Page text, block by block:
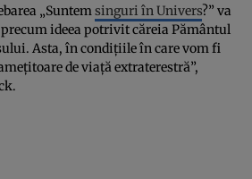
„Suntemsinguri în Univers?” va
ideea potrivit căreia Pământul
Asta, în condițiile în care vom fi
de viață extraterestră”,